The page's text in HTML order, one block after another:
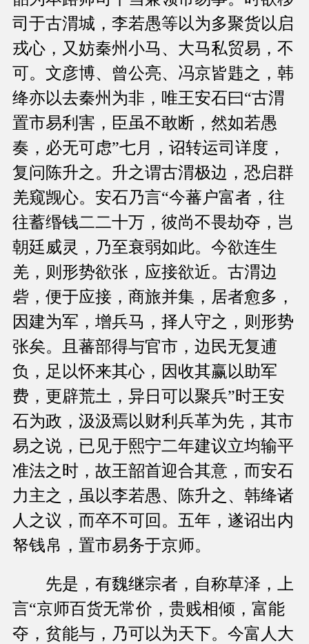
司于古渭城，李若愚等以为多聚货以启
戎心，又妨秦州小马、大马私贸易，不
可。文彦博、曾公亮、冯京皆韪之，韩
绛亦以去秦州为非，唯王安石曰“古渭
置市易利害，臣虽不敢断，然如若愚
奏，必无可虑”七月，诏转运司详度，
复问陈升之。升之谓古渭极边，恐启群
羌窥觊心。安石乃言“今蕃户富者，往
往蓄缗钱二二十万，彼尚不畏劫夺，岂
朝廷威灵，乃至衰弱如此。今欲连生
羌，则形势欲张，应接欲近。古渭边
砦，便于应接，商旅并集，居者愈多，
因建为军，增兵马，择人守之，则形势
张矣。且蕃部得与官市，边民无复逋
负，足以怀来其心，因收其赢以助军
费，更辟荒土，异日可以聚兵”时王安
石为政，汲汲焉以财利兵革为先，其市
易之说，已见于熙宁二年建议立均输平
准法之时，故王韶首迎合其意，而安石
力主之，虽以李若愚、陈升之、韩绛诸
人之议，而卒不可回。五年，遂诏出内
帑钱帛，置市易务于京师。
先是，有魏继宗者，自称草泽，上
言“京师百货无常价，贵贱相倾，富能
夺，贫能与，乃可以为天下。今富人大